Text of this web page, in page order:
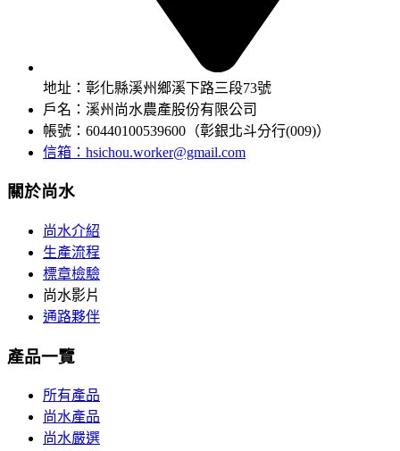
地址：彰化縣溪州鄉溪下路三段73號
戶名：溪州尚水農產股份有限公司
帳號：60440100539600（彰銀北斗分行(009)）
信箱： hsichou.worker@gmail.com
關於尚水
尚水介紹
生產流程
標章檢驗
尚水影片
通路夥伴
產品一覽
所有產品
尚水產品
尚水嚴選